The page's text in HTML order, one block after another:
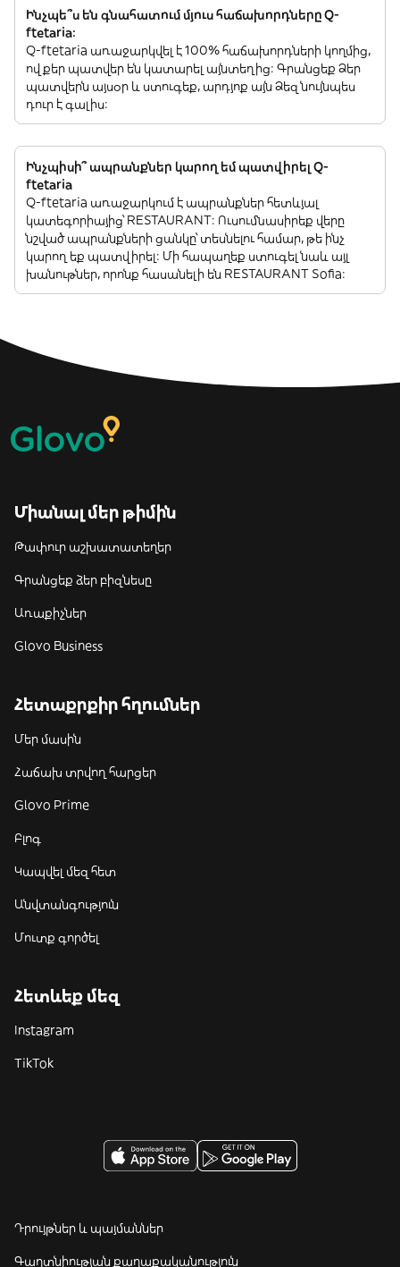
Ինչպե՞ս են գնահատում մյուս հաճախորդները Q-
ftetaria:
Q-ftetaria առաջարկվել է 100% հաճախորդների կողմից,
ովքեր պատվեր են կատարել այնտեղից: Գրանցեք Ձեր
պատվերն այսօր և ստուգեք, արդյոք այն Ձեզ նույնպես
դուր է գալիս:
Ինչպիսի՞ ապրանքներ կարող եմ պատվիրել Q-
ftetaria
Q-ftetaria առաջարկում է ապրանքներ հետևյալ
կատեգորիայից՝ RESTAURANT: Ուսումնասիրեք վերը
նշված ապրանքների ցանկը՝ տեսնելու համար, թե ինչ
կարող եք պատվիրել: Մի հապաղեք ստուգել նաև այլ
խանութներ, որոնք հասանելի են RESTAURANT Sofia:
Միանալ մեր թիմին
Թափուր աշխատատեղեր
Գրանցեք ձեր բիզնեսը
Առաքիչներ
Glovo Business
Հետաքրքիր հղումներ
Մեր մասին
Հաճախ տրվող հարցեր
Glovo Prime
Բլոգ
Կապվել մեզ հետ
Անվտանգություն
Մուտք գործել
Հետևեք մեզ
Instagram
TikTok
Դրույթներ և պայմաններ
Գաղտնիության քաղաքականություն